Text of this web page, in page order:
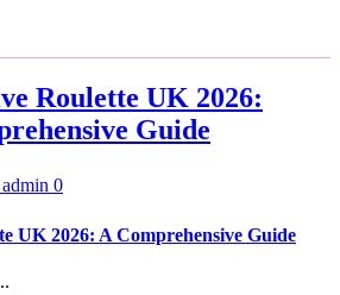
Roulette UK 2026:
Guide
admin 0
UK 2026: A Comprehensive Guide